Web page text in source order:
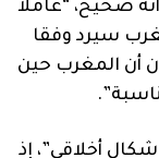
صحيح، “عاملا
سيرد وفقا
أن المغرب حين
أخلاقي”، إذ